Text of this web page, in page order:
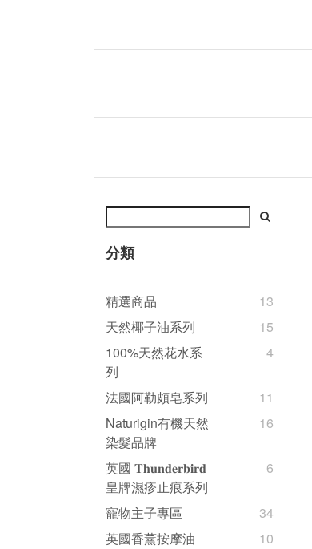
分類
精選商品
13
天然椰子油系列
15
100%天然花水系
列
4
法國阿勒頗皂系列
11
Naturigin有機天然
染髮品牌
16
英國 𝐓𝐡𝐮𝐧𝐝𝐞𝐫𝐛𝐢𝐫𝐝
皇牌濕疹止痕系列
6
寵物主子專區
34
英國香薰按摩油
10